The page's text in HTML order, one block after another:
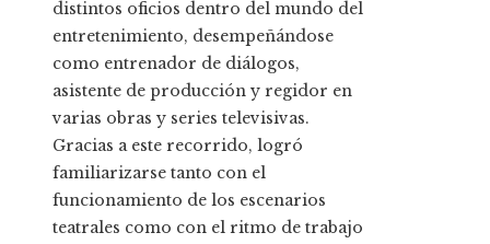
distintos oficios dentro del mundo del
entretenimiento, desempeñándose
como entrenador de diálogos,
asistente de producción y regidor en
varias obras y series televisivas.
Gracias a este recorrido, logró
familiarizarse tanto con el
funcionamiento de los escenarios
teatrales como con el ritmo de trabajo